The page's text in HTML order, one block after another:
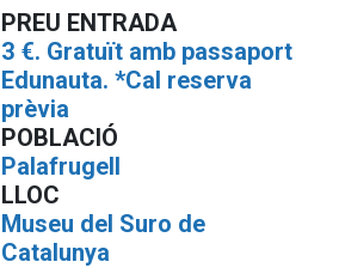
PREU ENTRADA
3 €. Gratuït amb passaport
Edunauta. *Cal reserva
prèvia
POBLACIÓ
Palafrugell
LLOC
Museu del Suro de
Catalunya